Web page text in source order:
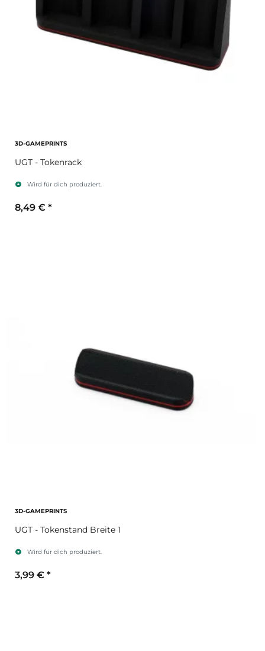
3D-GAMEPRINTS
UGT - Tokenrack
Wird für dich produziert.
8,49 € *
3D-GAMEPRINTS
UGT - Tokenstand Breite 1
Wird für dich produziert.
3,99 € *